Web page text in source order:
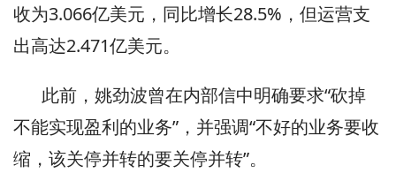
收为3.066亿美元，同比增长28.5%，但运营支
出高达2.471亿美元。
此前，姚劲波曾在内部信中明确要求“砍掉
不能实现盈利的业务”，并强调“不好的业务要收
缩，该关停并转的要关停并转”。